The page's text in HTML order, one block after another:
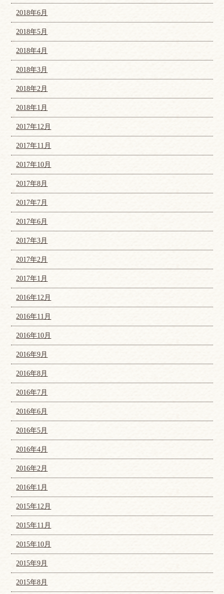
2018年6月
2018年5月
2018年4月
2018年3月
2018年2月
2018年1月
2017年12月
2017年11月
2017年10月
2017年8月
2017年7月
2017年6月
2017年3月
2017年2月
2017年1月
2016年12月
2016年11月
2016年10月
2016年9月
2016年8月
2016年7月
2016年6月
2016年5月
2016年4月
2016年2月
2016年1月
2015年12月
2015年11月
2015年10月
2015年9月
2015年8月